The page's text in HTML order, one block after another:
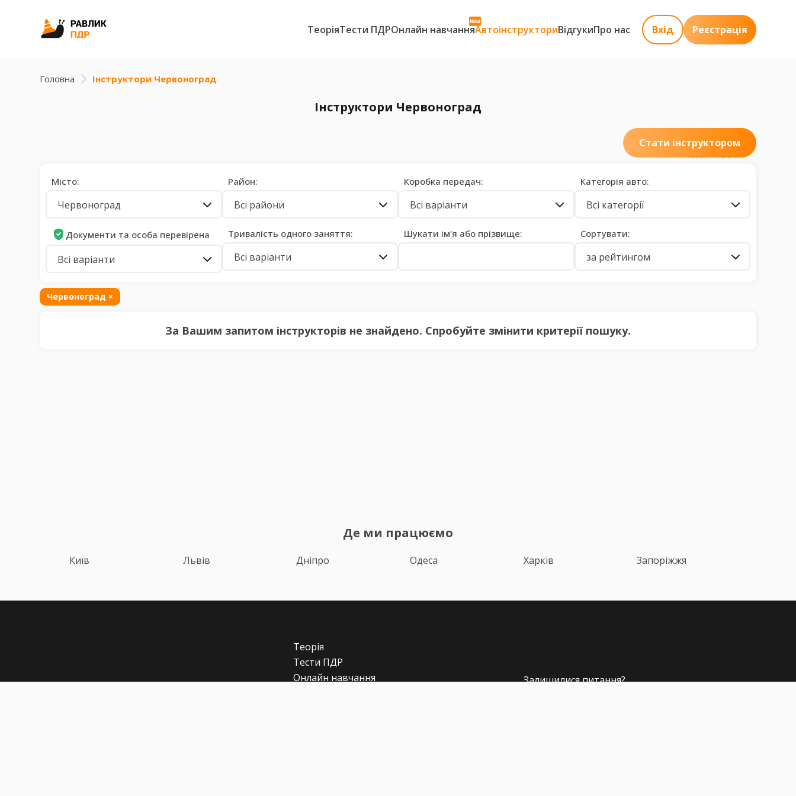
ТеоріяТести ПДРОнлайн навчанняАвтоінструкториВідгукиПро нас Вхід Реєстрація
Головна Інструктори Червоноград
Інструктори Червоноград
Стати інструктором
Місто:
Червоноград
Район:
Всі райони
Коробка передач:
Всі варіанти
Категорія авто:
Всі категорії
Документи та особа перевірена
Всі варіанти
Тривалість одного заняття:
Всі варіанти
Шукати ім'я або прізвище: Сортувати:
за рейтингом
Червоноград ×
За Вашим запитом інструкторів не знайдено. Спробуйте змінити критерії пошуку.
Де ми працюємо
Київ Львів Дніпро Одеса Харків Запоріжжя
Теорія
Тести ПДР
Онлайн навчання
Залишилися питання?